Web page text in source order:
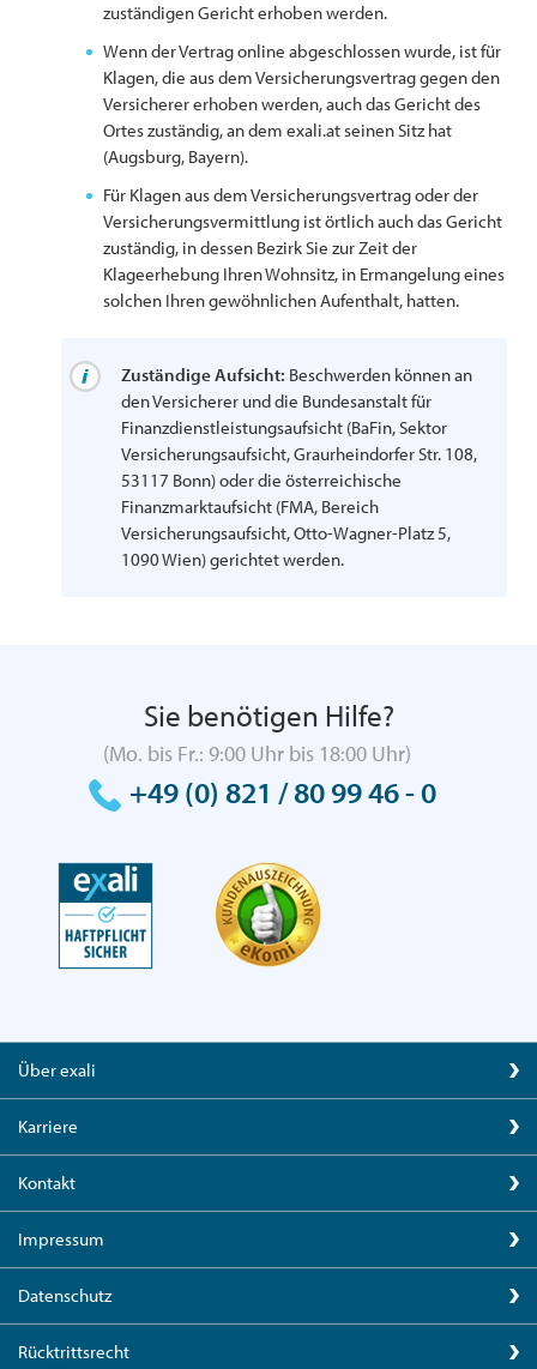
zuständigen Gericht erhoben werden.
Wenn der Vertrag online abgeschlossen wurde, ist für
Klagen, die aus dem Versicherungsvertrag gegen den
Versicherer erhoben werden, auch das Gericht des
Ortes zuständig, an dem exali.at seinen Sitz hat
(Augsburg, Bayern).
Für Klagen aus dem Versicherungsvertrag oder der
Versicherungsvermittlung ist örtlich auch das Gericht
zuständig, in dessen Bezirk Sie zur Zeit der
Klageerhebung Ihren Wohnsitz, in Ermangelung eines
solchen Ihren gewöhnlichen Aufenthalt, hatten.
Zuständige Aufsicht: Beschwerden können an
den Versicherer und die Bundesanstalt für
Finanzdienstleistungsaufsicht (BaFin, Sektor
Versicherungsaufsicht, Graurheindorfer Str. 108,
53117 Bonn) oder die österreichische
Finanzmarktaufsicht (FMA, Bereich
Versicherungsaufsicht, Otto-Wagner-Platz 5,
1090 Wien) gerichtet werden.
Sie benötigen Hilfe?
(Mo. bis Fr.: 9:00 Uhr bis 18:00 Uhr)
+49 (0) 821 / 80 99 46 - 0
Über exali
Karriere
Kontakt
Impressum
Datenschutz
Rücktrittsrecht